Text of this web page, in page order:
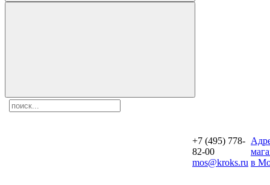
+7 (495) 778-
82-00
mos@kroks.ru в